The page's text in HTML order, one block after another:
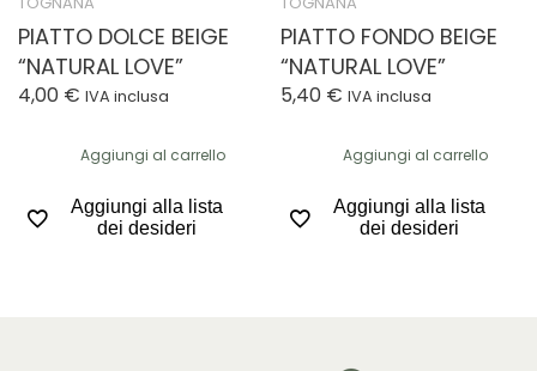
PIATTO DOLCE BEIGE
“NATURAL LOVE”
4,00 € IVA inclusa
Aggiungi al carrello
Aggiungi alla lista
dei desideri
PIATTO FONDO BEIGE
“NATURAL LOVE”
5,40 € IVA inclusa
Aggiungi al carrello
Aggiungi alla lista
dei desideri